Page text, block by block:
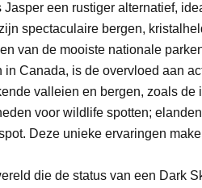
een rustiger alternatief,
spectaculaire bergen,
van de mooiste nationale
Canada, is de overvloed aan
valleien en bergen, zoals de
voor wildlife spotten;
Deze unieke ervaringen
die de status van een Dark